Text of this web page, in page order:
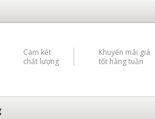
Cam kết
chất lượng
Khuyến mãi giá
tốt hàng tuần